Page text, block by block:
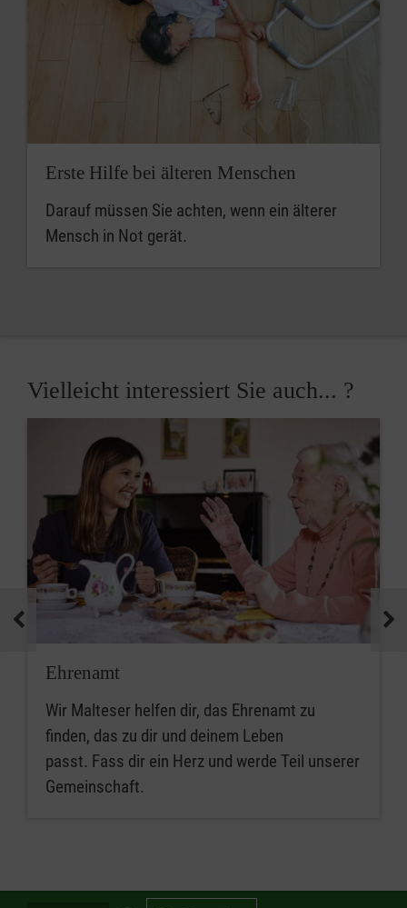
Erste Hilfe bei älteren Menschen
Darauf müssen Sie achten, wenn ein älterer
Mensch in Not gerät.
Vielleicht interessiert Sie auch... ?
Ehrenamt
Wir Malteser helfen dir, das Ehrenamt zu
finden, das zu dir und deinem Leben
passt. Fass dir ein Herz und werde Teil unserer
Gemeinschaft.